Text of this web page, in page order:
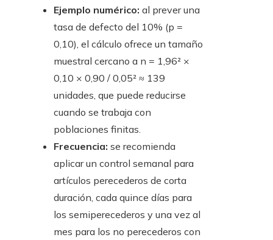
Ejemplo numérico: al prever una
tasa de defecto del 10% (p =
0,10), el cálculo ofrece un tamaño
muestral cercano a n = 1,96² ×
0,10 × 0,90 / 0,05² ≈ 139
unidades, que puede reducirse
cuando se trabaja con
poblaciones finitas.
Frecuencia: se recomienda
aplicar un control semanal para
artículos perecederos de corta
duración, cada quince días para
los semiperecederos y una vez al
mes para los no perecederos con